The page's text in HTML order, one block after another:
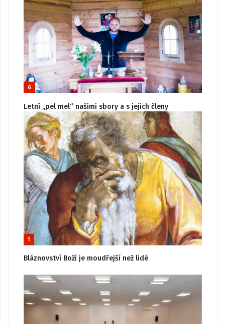
6
Letní „pel mel“ našimi sbory a s jejich členy
1
Bláznovství Boží je moudřejší než lidé